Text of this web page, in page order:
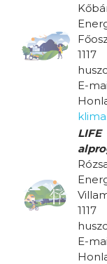
E-
LIFE
E-